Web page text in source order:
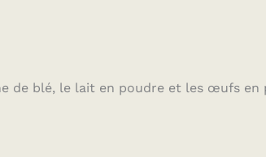
de blé, le lait en poudre et les œufs en